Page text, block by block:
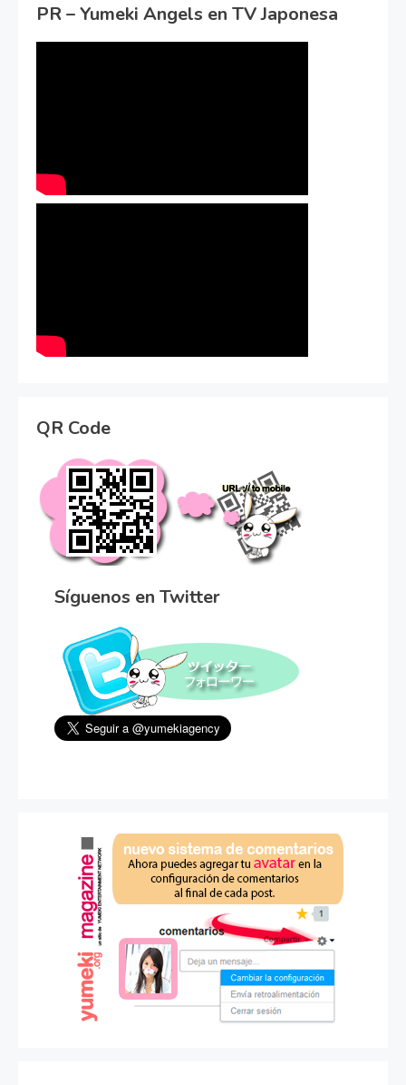
PR – Yumeki Angels en TV Japonesa
QR Code
Síguenos en Twitter